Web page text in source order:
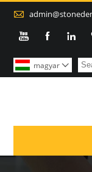

  
magyar 